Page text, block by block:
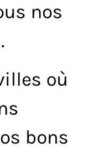
nos
où
bons